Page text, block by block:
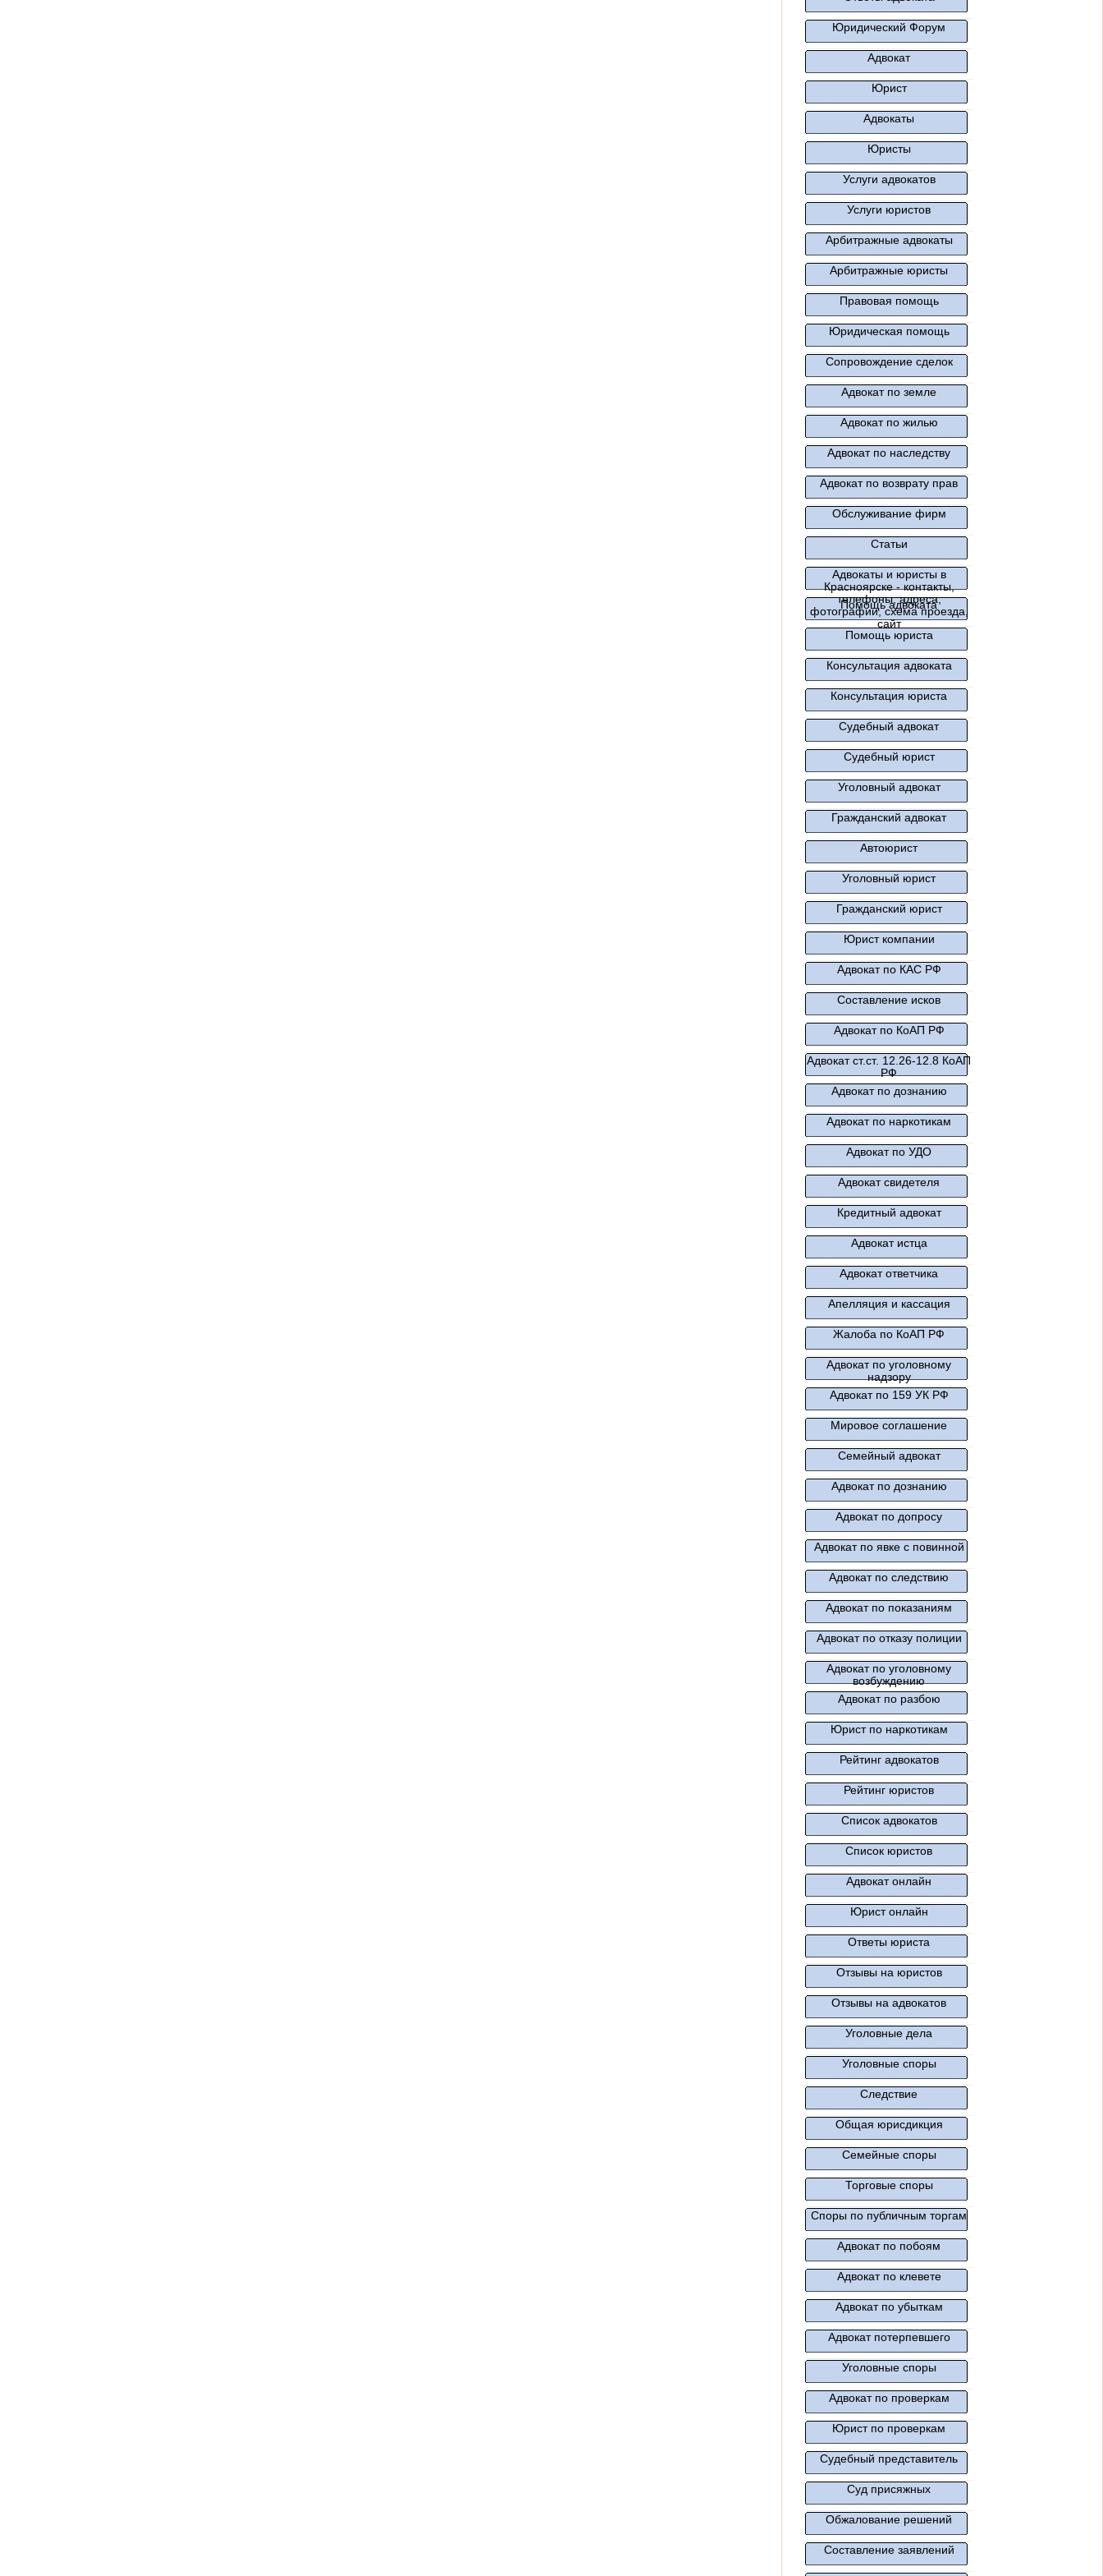
Юридический Форум
Адвокат
Юрист
Адвокаты
Юристы
Услуги адвокатов
Услуги юристов
Арбитражные адвокаты
Арбитражные юристы
Правовая помощь
Юридическая помощь
Сопровождение сделок
Адвокат по земле
Адвокат по жилью
Адвокат по наследству
Адвокат по возврату прав
Обслуживание фирм
Статьи
Адвокаты и юристы в
Красноярске - контакты,
телефоны, адреса,
фотографии, схема проезда,
сайт
Помощь адвоката
Помощь юриста
Консультация адвоката
Консультация юриста
Судебный адвокат
Судебный юрист
Уголовный адвокат
Гражданский адвокат
Автоюрист
Уголовный юрист
Гражданский юрист
Юрист компании
Адвокат по КАС РФ
Составление исков
Адвокат по КоАП РФ
Адвокат ст.ст. 12.26-12.8 КоАП
РФ
Адвокат по дознанию
Адвокат по наркотикам
Адвокат по УДО
Адвокат свидетеля
Кредитный адвокат
Адвокат истца
Адвокат ответчика
Апелляция и кассация
Жалоба по КоАП РФ
Адвокат по уголовному
надзору
Адвокат по 159 УК РФ
Мировое соглашение
Семейный адвокат
Адвокат по дознанию
Адвокат по допросу
Адвокат по явке с повинной
Адвокат по следствию
Адвокат по показаниям
Адвокат по отказу полиции
Адвокат по уголовному
возбуждению
Адвокат по разбою
Юрист по наркотикам
Рейтинг адвокатов
Рейтинг юристов
Список адвокатов
Список юристов
Адвокат онлайн
Юрист онлайн
Ответы юриста
Отзывы на юристов
Отзывы на адвокатов
Уголовные дела
Уголовные споры
Следствие
Общая юрисдикция
Семейные споры
Торговые споры
Споры по публичным торгам
Адвокат по побоям
Адвокат по клевете
Адвокат по убыткам
Адвокат потерпевшего
Уголовные споры
Адвокат по проверкам
Юрист по проверкам
Судебный представитель
Суд присяжных
Обжалование решений
Составление заявлений